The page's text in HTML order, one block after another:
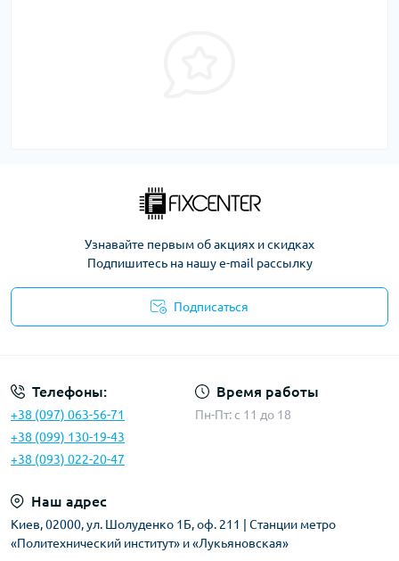
Узнавайте первым об акциях и скидках
Подпишитесь на нашу e-mail рассылку
Подписаться
Телефоны:
+38 (097) 063-56-71
+38 (099) 130-19-43
+38 (093) 022-20-47
Время работы
Пн-Пт: c 11 до 18
Наш адрес
Киев, 02000, ул. Шолуденко 1Б, оф. 211 | Станции метро
«Политехнический институт» и «Лукьяновская»